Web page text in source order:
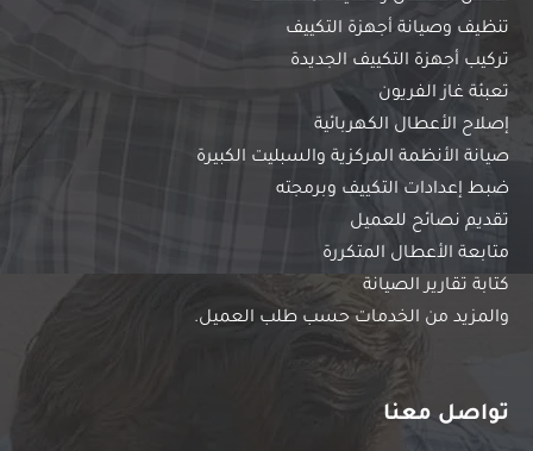
تنظيف وصيانة أجهزة التكييف
تركيب أجهزة التكييف الجديدة
تعبئة غاز الفريون
إصلاح الأعطال الكهربائية
صيانة الأنظمة المركزية والسبليت الكبيرة
ضبط إعدادات التكييف وبرمجته
تقديم نصائح للعميل
متابعة الأعطال المتكررة
كتابة تقارير الصيانة
والمزيد من الخدمات حسب طلب العميل.
تواصل معنا